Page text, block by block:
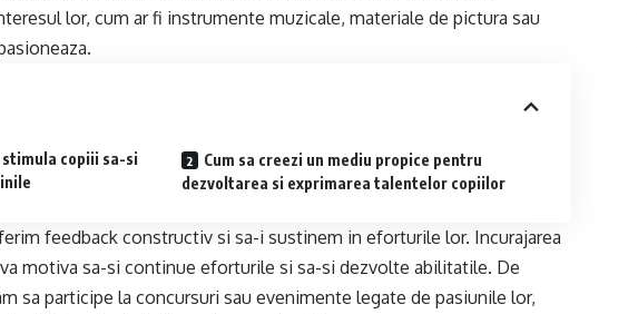
lor, cum ar fi instrumente muzicale, materiale de pictura sau
copiii sa-si
Cum sa creezi un mediu propice pentru
dezvoltarea si exprimarea talentelor copiilor
feedback constructiv si sa-i sustinem in eforturile lor. Incurajarea
motiva sa-si continue eforturile si sa-si dezvolte abilitatile. De
sa participe la concursuri sau evenimente legate de pasiunile lor,